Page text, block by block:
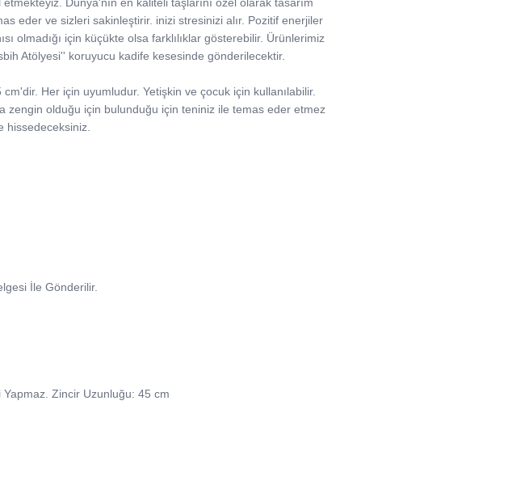
Dünya'nın en kaliteli taşlarını özel olarak tasarım
eder ve sizleri sakinleştirir. inizi stresinizi alır. Pozitif enerjiler
olmadığı için küçükte olsa farklılıklar gösterebilir. Ürünlerimiz
Atölyesi'' koruyucu kadife kesesinde gönderilecektir.
cm'dir. Her için uyumludur. Yetişkin ve çocuk için kullanılabilir.
zengin olduğu için bulunduğu için teniniz ile temas eder etmez
hissedeceksiniz.
İle Gönderilir.
Zincir Uzunluğu: 45 cm